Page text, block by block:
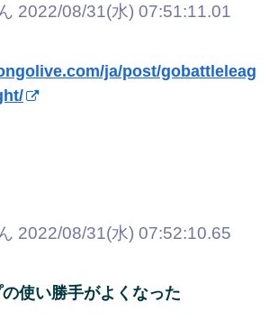
2022/08/31(水) 07:51:11.01
ja/post/gobattleleag
2022/08/31(水) 07:52:10.65
使い勝手がよくなった